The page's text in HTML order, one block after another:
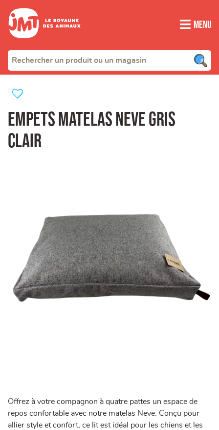
Menu
EMPETS MATELAS NEVE GRIS
CLAIR
-
Offrez à votre compagnon à quatre pattes un espace de
repos confortable avec notre matelas Neve. Conçu pour
allier style et confort, ce lit est idéal pour les chiens et les